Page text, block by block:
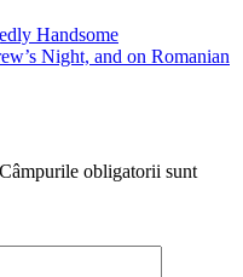
Handsome
Night, and on Romanian
Câmpurile obligatorii sunt